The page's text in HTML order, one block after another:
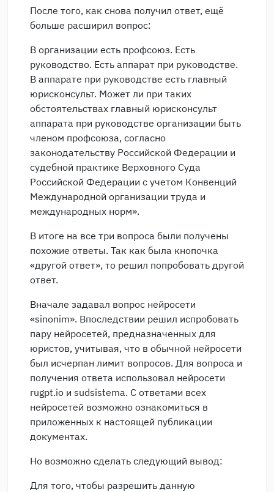
После того, как снова получил ответ, ещё
больше расширил вопрос:
В организации есть профсоюз. Есть
руководство. Есть аппарат при руководстве.
В аппарате при руководстве есть главный
юрисконсульт. Может ли при таких
обстоятельствах главный юрисконсульт
аппарата при руководстве организации быть
членом профсоюза, согласно
законодательству Российской Федерации и
судебной практике Верховного Суда
Российской Федерации с учетом Конвенций
Международной организации труда и
международных норм».
В итоге на все три вопроса были получены
похожие ответы. Так как была кнопочка
«другой ответ», то решил попробовать другой
ответ.
Вначале задавал вопрос нейросети
«sinonim». Впоследствии решил испробовать
пару нейросетей, предназначенных для
юристов, учитывая, что в обычной нейросети
был исчерпан лимит вопросов. Для вопроса и
получения ответа использовал нейросети
rugpt.io и sudsistema. С ответами всех
нейросетей возможно ознакомиться в
приложенных к настоящей публикации
документах.
Но возможно сделать следующий вывод:
Для того, чтобы разрешить данную